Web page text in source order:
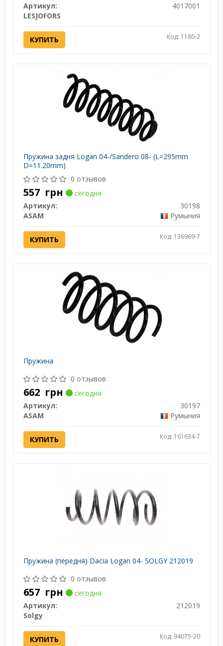
Артикул:
4017001
LESJOFORS
КУПИТЬ Код: 1180-2
Пружина задня Logan 04-/Sandero 08- (L=295mm
D=11.20mm)
0 отзывов
557 грн
сегодня
Артикул:
30198
ASAM
Румыния
КУПИТЬ Код: 136969-7
Пружина
0 отзывов
662 грн
сегодня
Артикул:
30197
ASAM
Румыния
КУПИТЬ Код: 161634-7
Пружина (передня) Dacia Logan 04- SOLGY 212019
0 отзывов
657 грн
сегодня
Артикул:
212019
Solgy
КУПИТЬ Код: 94075-20